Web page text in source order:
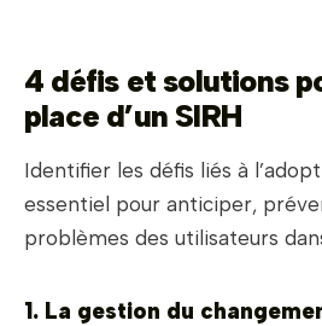
4 défis et solutions
place d’un SIRH
Identifier les défis liés à
essentiel pour anticiper,
problèmes des utilisateurs
1. La gestion du